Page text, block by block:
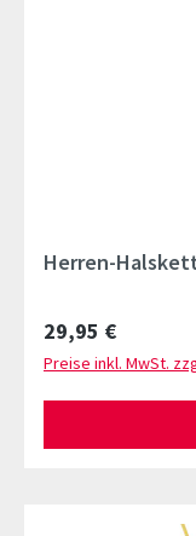
Herren-
Regulärer Preis:
29,95 €
Preise inkl. MwSt.